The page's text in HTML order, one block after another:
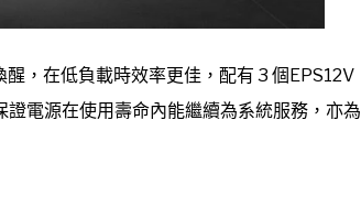
，在低負載時效率更佳，配有 3 個EPS12V
電源在使用壽命內能繼續為系統服務，亦為